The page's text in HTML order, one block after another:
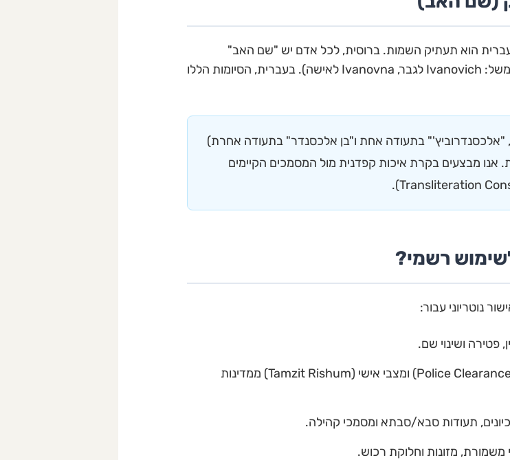
הוא תעתיק השמות. ברוסית, לכל אדם יש "שם האב"
(Patronymic) עם סיומת המשתנה לפי המין (למשל: Ivanovich לגבר, Ivanovna לאישה). בעברית, הסיומות הללו
בתעודה אחת ו"בן אלכסנדר" בתעודה אחרת)
אנו מבצעים בקרת איכות קפדנית מול המסמכים הקיימים
רשמי?
נוטריוני עבור:
פטירה ושינוי שם.
תעודות יושר (Police Clearance) ומצבי אישי (Tamzit Rishum) ממדינות
תעודות סבא/סבתא ומסמכי קהילה.
מזונות וחלוקת רכוש.